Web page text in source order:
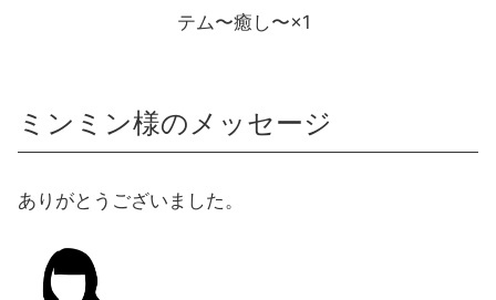
テム〜癒し〜×1
ミンミン様のメッセージ
ありがとうございました。